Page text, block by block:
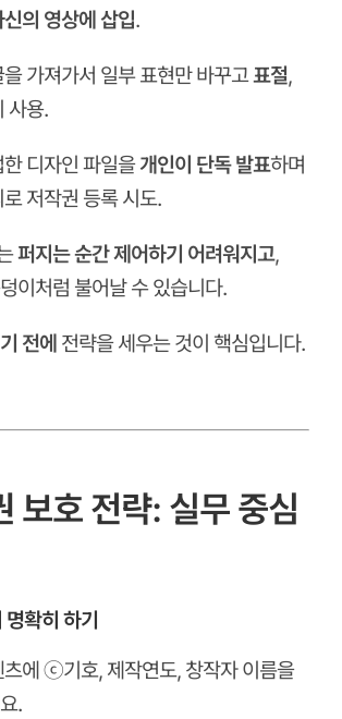
의 영상에 삽입.
가져가서 일부 표현만 바꾸고표절,
사용.
디자인 파일을개인이 단독 발표하며
저작권 등록 시도.
퍼지는 순간 제어하기 어려워지고,
이처럼 불어날 수 있습니다.
전에 전략을 세우는 것이 핵심입니다.
보호 전략: 실무 중심
확히 하기
츠에 ⓒ기호, 제작연도, 창작자 이름을
.